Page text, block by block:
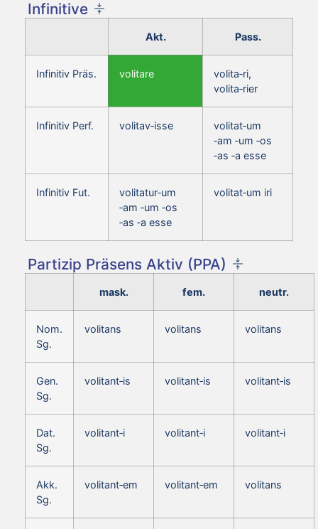
Infinitive
Akt. Pass.
Infinitiv Präs. volitare
volita‑ri,
volita‑rier
Infinitiv Perf. volitav‑isse
volitat‑um
‑am ‑um ‑os
‑as ‑a esse
Infinitiv Fut.
volitatur‑um
‑am ‑um ‑os
‑as ‑a esse
volitat‑um iri
Partizip Präsens Aktiv (PPA)
mask. fem. neutr.
Nom.
Sg.
volitans volitans volitans
Gen.
Sg.
volitant‑is volitant‑is volitant‑is
Dat.
Sg.
volitant‑i volitant‑i volitant‑i
Akk.
Sg.
volitant‑em volitant‑em volitans